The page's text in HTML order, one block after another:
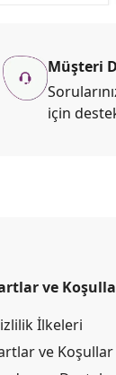
Müşteri
için
ve
İlkeleri
ve Koşullar